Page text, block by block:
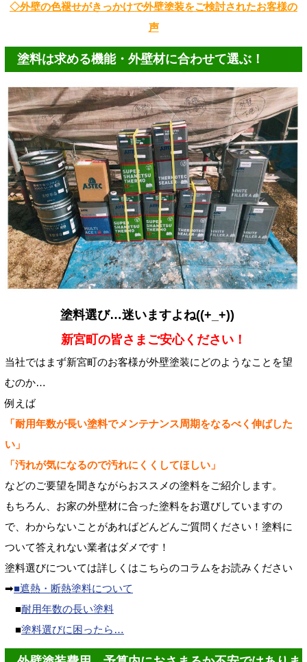
◇外壁の色褪せがきっかけで外壁塗装をご検討されたお客様の
声
塗料は求める機能・外壁材に合わせて選ぶ！
塗料選び…迷いますよね((+_+))
新宮町の皆さまご安心ください！
当社ではまず新宮町のお客様が外壁塗装にどのようなことを望
むのか…
例えば
「耐用年数が長い塗料でメンテナンス周期をなるべく伸ばした
い」
「汚れが気になるので汚れにくくしてほしい」
などのご要望を聞きながらおススメの塗料をご紹介します。
もちろん、お家の外壁材に合った塗料をお選びしていますの
で、わからないことがあればどんどんご質問ください！塗料に
ついて答えれない業者はダメです！
塗料選びについては詳しくはこちらのコラムをお読みください
➡■遮熱・断熱塗料について
■耐用年数の長い塗料
■塗料選びに困ったら…